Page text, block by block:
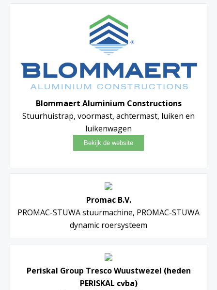
Blommaert Aluminium Constructions
Stuurhuistrap, voormast, achtermast, luiken en
luikenwagen
Promac B.V.
PROMAC-STUWA stuurmachine, PROMAC-STUWA
dynamic roersysteem
Periskal Group Tresco Wuustwezel (heden
PERISKAL cvba)